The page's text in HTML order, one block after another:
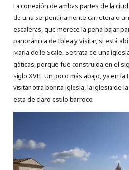
La conexión de ambas partes de la
de una serpentinamente carretera o
escaleras, que merece la pena bajar
panorámica de Iblea y visitar, si está
Maria delle Scale. Se trata de una
góticas, porque fue construida en el
siglo XVII. Un poco más abajo, ya en la
visitar otra bonita iglesia, la iglesia de
esta de claro estilo barroco.